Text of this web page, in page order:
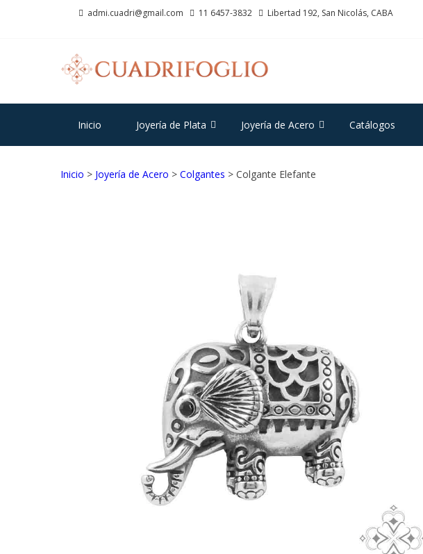
admi.cuadri@gmail.com 11 6457-3832 Libertad 192, San Nicolás, CABA
Inicio Joyería de Plata Joyería de Acero Catálogos
Inicio > Joyería de Acero > Colgantes > Colgante Elefante